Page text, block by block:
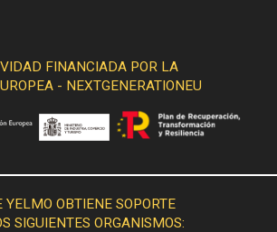
FINANCIADA POR LA
- NEXTGENERATIONEU
YELMO OBTIENE SOPORTE
SIGUIENTES ORGANISMOS: